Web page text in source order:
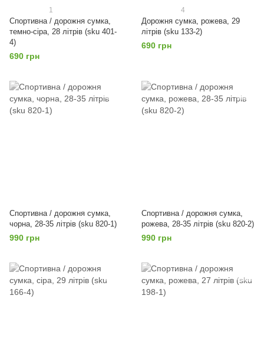
1
Спортивна / дорожня сумка,
темно-сіра, 28 літрів (sku 401-
4)
690 грн
4
Дорожня сумка, рожева, 29
літрів (sku 133-2)
690 грн
Спортивна / дорожня сумка,
чорна, 28-35 літрів (sku 820-1)
990 грн
Спортивна / дорожня сумка,
рожева, 28-35 літрів (sku 820-2)
990 грн